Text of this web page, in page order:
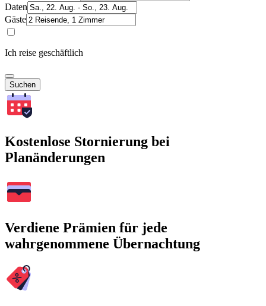
Daten
Gäste
Ich reise geschäftlich
Suchen
Kostenlose Stornierung bei
Planänderungen
Verdiene Prämien für jede
wahrgenommene Übernachtung